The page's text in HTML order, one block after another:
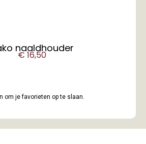
naaldhouder
€16,50
om je favorieten op te slaan.